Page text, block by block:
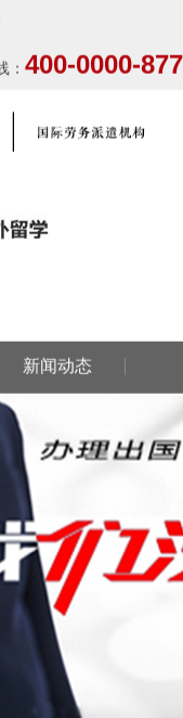
： 400-0000-877
新闻动态
我们